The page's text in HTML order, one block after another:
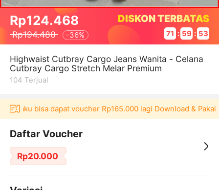
Rp124.468
Rp194.480 -36%
DISKON TERBATAS
71 : 59 : 53
Highwaist Cutbray Cargo Jeans Wanita - Celana
Cutbray Cargo Stretch Melar Premium
104 Terjual
bisa dapat voucher Rp165.000 lagi Download & Pakai！
Daftar Voucher
Rp20.000